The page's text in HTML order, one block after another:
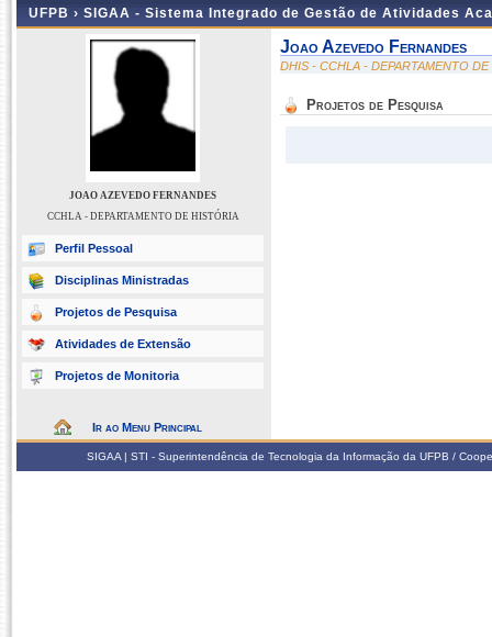
UFPB › SIGAA - Sistema Integrado de Gestão de Atividades
JOAO AZEVEDO FERNANDES
CCHLA - DEPARTAMENTO DE HISTÓRIA
Perfil Pessoal
Disciplinas Ministradas
Projetos de Pesquisa
Atividades de Extensão
Projetos de Monitoria
Ir ao Menu Principal
Joao Azevedo Fernandes
DHIS - CCHLA - DEPARTAMENTO
Projetos de Pesquisa
SIGAA | STI - Superintendência de Tecnologia da Informação da UFPB /